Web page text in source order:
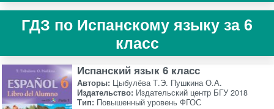
ГДЗ по Испанскому языку за 6
класс
Испанский язык 6 класс
Авторы: Цыбулёва Т.Э. Пушкина О.А.
Издательство: Издательский центр БГУ 2018
Тип: Повышенный уровень ФГОС